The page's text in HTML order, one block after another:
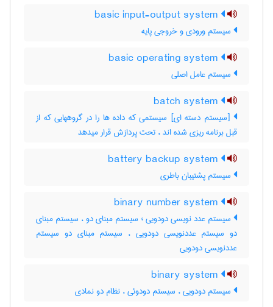
سیستم ورودی و خروجی پایه
سیستم عامل اصلی
[سیستم دسته ای] سیستمی که داده ها را در گروههایی که از
قبل برنامه ریزی شده اند ، تحت پردازش قرار میدهد
سیستم پشتیبان باطری
سیستم عدد نویسی دودویی ؛ سیستم مبنای دو ، سیستم مبنای
دو سیستم عددنویسی دودویی ، سیستم مبنای دو سیستم
عددنویسی دودویی
سیستم دودویی ، سیستم دودوئی ، نظام دو نمادی